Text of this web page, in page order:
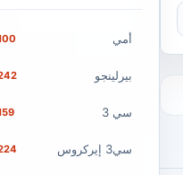
أمي 900 MAD
بيرلينجو 900 MAD
سي 3 900 MAD
سي3 إيركروس 900 MAD